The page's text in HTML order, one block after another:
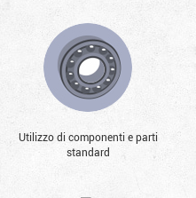
Utilizzo di componenti e parti
standard